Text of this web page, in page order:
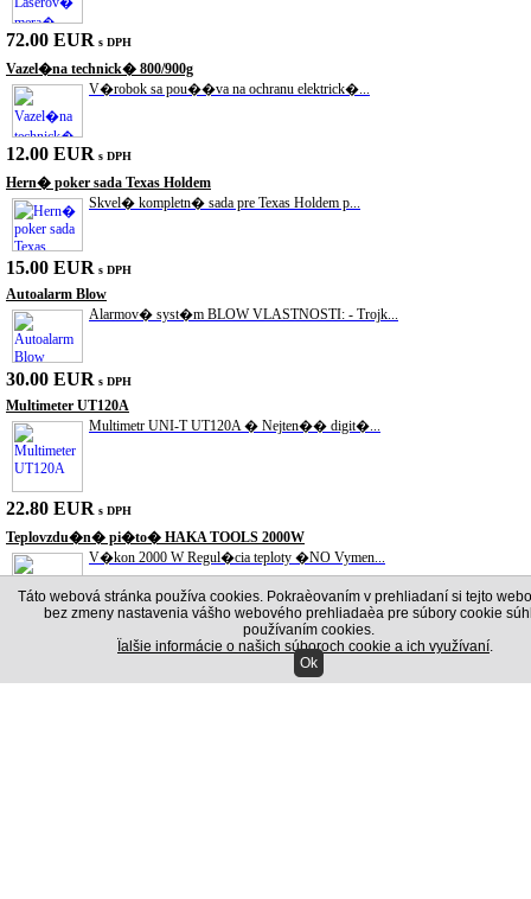
72.00 EUR s DPH
Vazel�na technick� 800/900g
V�robok sa pou��va na ochranu elektrick�...
12.00 EUR s DPH
Hern� poker sada Texas Holdem
Skvel� kompletn� sada pre Texas Holdem p...
15.00 EUR s DPH
Autoalarm Blow
Alarmov� syst�m BLOW VLASTNOSTI: - Trojk...
30.00 EUR s DPH
Multimeter UT120A
Multimetr UNI-T UT120A � Nejten�� digit�...
22.80 EUR s DPH
Teplovzdu�n� pi�to� HAKA TOOLS 2000W
V�kon 2000 W Regul�cia teploty �NO Vymen...
24.00 EUR s DPH
Zobrazi všetky akcie >>
Táto webová stránka používa cookies. Pokraèovaním v prehliadaní si tejto
bez zmeny nastavenia vášho webového prehliadaèa pre súbory cookie
používaním cookies.
Ïalšie informácie o našich súboroch cookie a ich využívaní.
Ok